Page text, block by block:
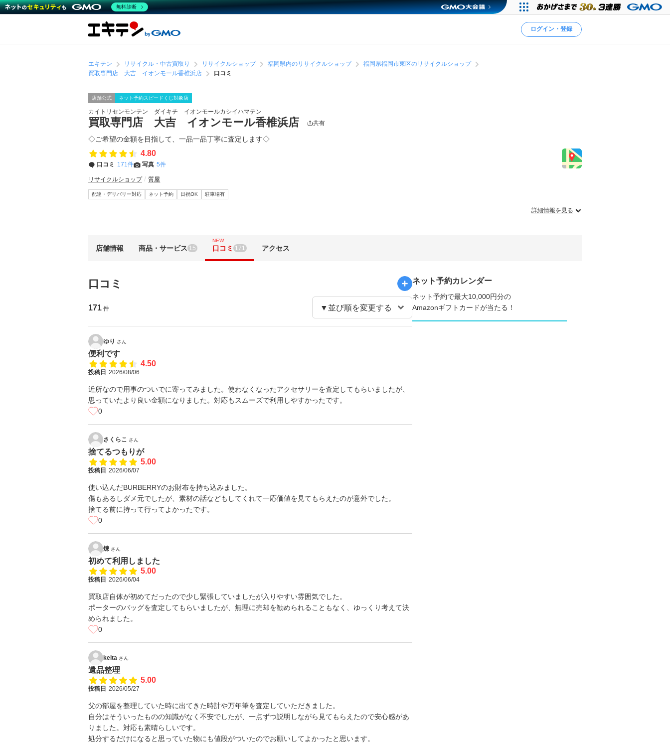
ログイン・登録
エキテン リサイクル・中古買取り リサイクルショップ 福岡県内のリサイクルショップ
福岡県福岡市東区のリサイクルショップ
買取専門店 大吉 イオンモール香椎浜店
口コミ
店舗公式 ネット予約スピードくじ対象店
カイトリセンモンテン ダイキチ イオンモールカシイハマテン
買取専門店 大吉 イオンモール香椎浜店 共有
◇ご希望の金額を目指して、一品一品丁寧に査定します◇
4.80
口コミ 171件 写真 5件
リサイクルショップ 質屋
配達・デリバリー対応 ネット予約 日祝OK 駐車場有
詳細情報を見る
店舗情報 商品・サービス 15
NEW
口コミ 171 アクセス
口コミ
171 件
ゆり さん
便利です
4.50
投稿日 2026/08/06
近所なので用事のついでに寄ってみました。使わなくなったアクセサリーを査定してもらいましたが、
思っていたより良い金額になりました。対応もスムーズで利用しやすかったです。
0
さくらこ さん
捨てるつもりが
5.00
投稿日 2026/06/07
使い込んだBURBERRYのお財布を持ち込みました。
傷もあるしダメ元でしたが、素材の話などもしてくれて一応価値を見てもらえたのが意外でした。
捨てる前に持って行ってよかったです。
0
煉 さん
初めて利用しました
5.00
投稿日 2026/06/04
買取店自体が初めてだったので少し緊張していましたが入りやすい雰囲気でした。
ポーターのバッグを査定してもらいましたが、無理に売却を勧められることもなく、ゆっくり考えて決
められました。
0
keita さん
遺品整理
5.00
投稿日 2026/05/27
父の部屋を整理していた時に出てきた時計や万年筆を査定していただきました。
自分はそういったものの知識がなく不安でしたが、一点ずつ説明しながら見てもらえたので安心感があ
りました。対応も素晴らしいです。
処分するだけになると思っていた物にも値段がついたのでお願いしてよかったと思います。
ネット予約カレンダー
ネット予約で最大10,000円分の
Amazonギフトカードが当たる！
無料診断